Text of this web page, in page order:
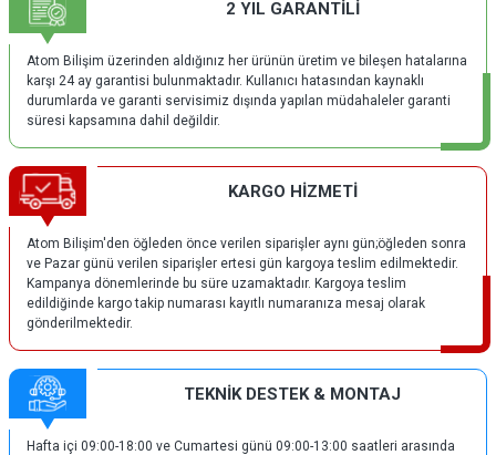
2 YIL GARANTİLİ
Atom Bilişim üzerinden aldığınız her ürünün üretim ve bileşen hatalarına
karşı 24 ay garantisi bulunmaktadır. Kullanıcı hatasından kaynaklı
durumlarda ve garanti servisimiz dışında yapılan müdahaleler garanti
süresi kapsamına dahil değildir.
KARGO HİZMETİ
Atom Bilişim'den öğleden önce verilen siparişler aynı gün;öğleden sonra
ve Pazar günü verilen siparişler ertesi gün kargoya teslim edilmektedir.
Kampanya dönemlerinde bu süre uzamaktadır. Kargoya teslim
edildiğinde kargo takip numarası kayıtlı numaranıza mesaj olarak
gönderilmektedir.
TEKNİK DESTEK & MONTAJ
Hafta içi 09:00-18:00 ve Cumartesi günü 09:00-13:00 saatleri arasında